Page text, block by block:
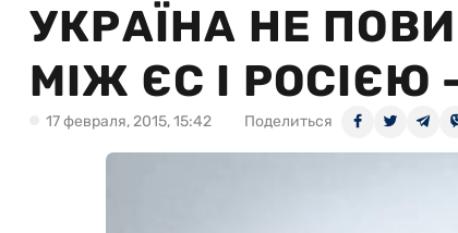
УКРАЇНА НЕ
МІЖ ЄС І РОСІЄЮ
17 февраля, 2015, 15:42 Поделиться